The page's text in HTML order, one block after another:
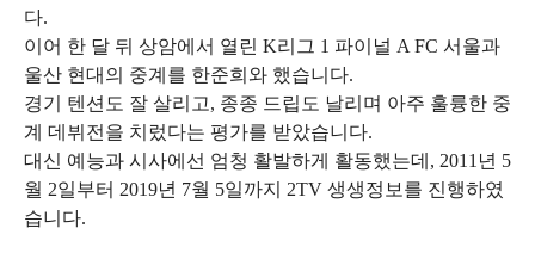
다.
이어 한 달 뒤 상암에서 열린 K리그 1 파이널 A FC 서울과
울산 현대의 중계를 한준희와 했습니다.
경기 텐션도 잘 살리고, 종종 드립도 날리며 아주 훌륭한 중
계 데뷔전을 치렀다는 평가를 받았습니다.
대신 예능과 시사에선 엄청 활발하게 활동했는데, 2011년 5
월 2일부터 2019년 7월 5일까지 2TV 생생정보를 진행하였
습니다.